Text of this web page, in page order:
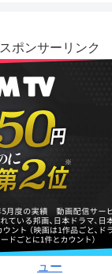
スポンサーリンク
ュー